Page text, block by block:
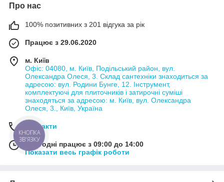
Про нас
100% позитивних з 201 відгука за рік
Працює з 29.06.2020
м. Київ
Офіс: 04080, м. Київ, Подільський район, вул.
Олександра Олеся, 3. Склад сантехніки знаходиться за
адресою: вул. Родини Бунге, 12. Інструмент,
комплектуючі для плиточників і затирочні суміші
знаходяться за адресою: м. Київ, вул. Олександра
Олеся, 3., Київ, Україна
Контакти
Сьогодні працює з 09:00 до 14:00
Показати весь графік роботи
КНОПКА
ЗВ'ЯЗКУ